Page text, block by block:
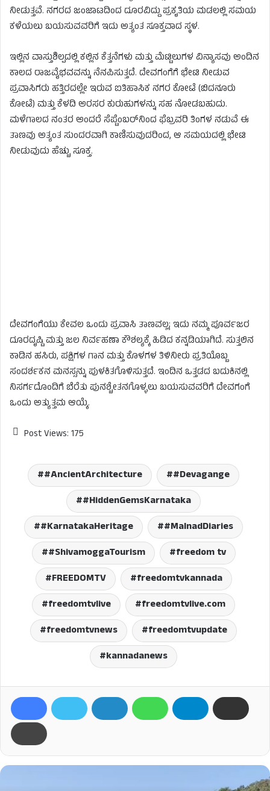
ನೀಡುತ್ತವೆ. ನಗರದ ಜಂಜಾಟದಿಂದ ದೂರವಿದ್ದು ಪ್ರಕೃತಿಯ ಮಡಲಲ್ಲಿ ಸಮಯ
ಕಳೆಯಲು ಬಯಸುವವರಿಗೆ ಇದು ಅತ್ಯಂತ ಸೂಕ್ತವಾದ ಸ್ಥಳ.
ಇಲ್ಲಿನ ವಾಸ್ತುಶಿಲ್ಪದಲ್ಲಿ ಕಲ್ಲಿನ ಕೆತ್ತನೆಗಳು ಮತ್ತು ಮೆಟ್ಟಿಲುಗಳ ವಿನ್ಯಾಸವು ಅಂದಿನ
ಕಾಲದ ರಾಜವೈಭವವನ್ನು ನೆನಪಿಸುತ್ತದೆ. ದೇವಗಂಗೆಗೆ ಭೇಟಿ ನೀಡುವ
ಪ್ರವಾಸಿಗರು ಹತ್ತಿರದಲ್ಲೇ ಇರುವ ಐತಿಹಾಸಿಕ ನಗರ ಕೋಟೆ (ಬಿದನೂರು
ಕೋಟೆ) ಮತ್ತು ಕೆಳದಿ ಅರಸರ ಕುರುಹುಗಳನ್ನು ಸಹ ನೋಡಬಹುದು.
ಮಳೆಗಾಲದ ನಂತರ ಅಂದರೆ ಸೆಪ್ಟೆಂಬರ್‌ನಿಂದ ಫೆಬ್ರವರಿ ತಿಂಗಳ ನಡುವೆ ಈ
ತಾಣವು ಅತ್ಯಂತ ಸುಂದರವಾಗಿ ಕಾಣಿಸುವುದರಿಂದ, ಆ ಸಮಯದಲ್ಲಿ ಭೇಟಿ
ನೀಡುವುದು ಹೆಚ್ಚು ಸೂಕ್ತ.
ದೇವಗಂಗೆಯು ಕೇವಲ ಒಂದು ಪ್ರವಾಸಿ ತಾಣವಲ್ಲ; ಇದು ನಮ್ಮ ಪೂರ್ವಜರ
ದೂರದೃಷ್ಟಿ ಮತ್ತು ಜಲ ನಿರ್ವಹಣಾ ಕೌಶಲ್ಯಕ್ಕೆ ಹಿಡಿದ ಕನ್ನಡಿಯಾಗಿದೆ. ಸುತ್ತಲಿನ
ಕಾಡಿನ ಹಸಿರು, ಪಕ್ಷಿಗಳ ಗಾನ ಮತ್ತು ಕೊಳಗಳ ತಿಳಿನೀರು ಪ್ರತಿಯೊಬ್ಬ
ಸಂದರ್ಶಕನ ಮನಸ್ಸನ್ನು ಪುಳಕಿತಗೊಳಿಸುತ್ತದೆ. ಇಂದಿನ ಒತ್ತಡದ ಬದುಕಿನಲ್ಲಿ
ನಿಸರ್ಗದೊಂದಿಗೆ ಬೆರೆತು ಪುನಶ್ಚೇತನಗೊಳ್ಳಲು ಬಯಸುವವರಿಗೆ ದೇವಗಂಗೆ
ಒಂದು ಅತ್ಯುತ್ತಮ ಆಯ್ಕೆ.
Post Views: 175
#AncientArchitecture
#Devagange
#HiddenGemsKarnataka
#KarnatakaHeritage
#MalnadDiaries
#ShivamoggaTourism
freedom tv
FREEDOMTV
freedomtvkannada
freedomtvlive
freedomtvlive.com
freedomtvnews
freedomtvupdate
kannadanews